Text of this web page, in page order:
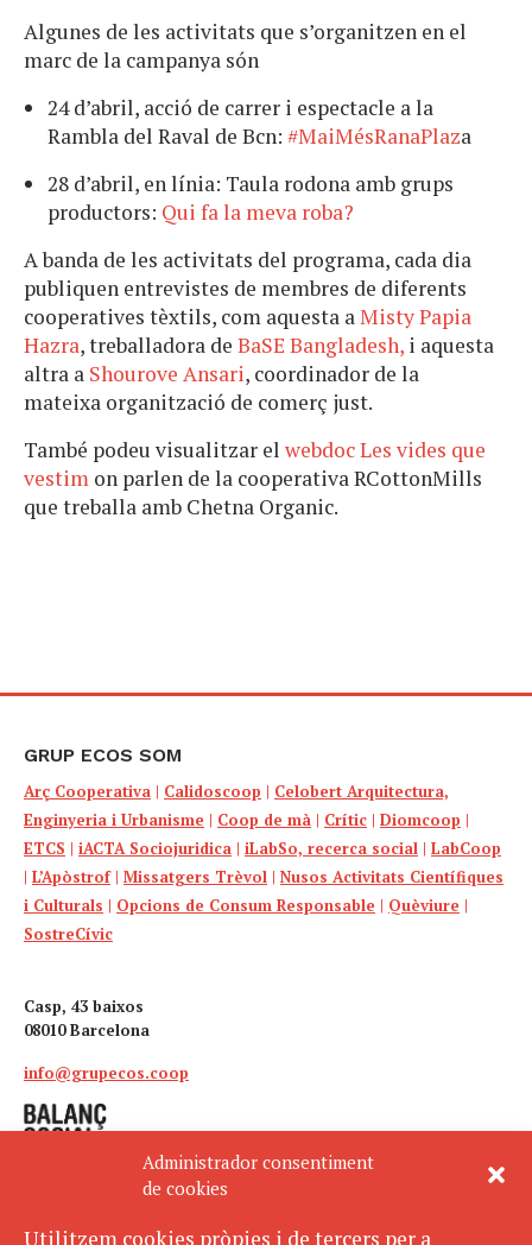
Administrador consentiment
de cookies
Utilitzem cookies pròpies i de tercers per a
Algunes de les activitats que s’organitzen en el
marc de la campanya són
24 d’abril, acció de carrer i espectacle a la
Rambla del Raval de Bcn: #MaiMésRanaPlaza
28 d’abril, en línia: Taula rodona amb grups
productors: Qui fa la meva roba?
A banda de les activitats del programa, cada dia
publiquen entrevistes de membres de diferents
cooperatives tèxtils, com aquesta aMisty Papia
Hazra, treballadora de BaSE Bangladesh, i aquesta
altra a Shourove Ansari, coordinador de la
mateixa organització de comerç just.
També podeu visualitzar el webdoc Les vides que
vestim on parlen de la cooperativa RCottonMills
que treballa amb Chetna Organic.
GRUP ECOS SOM
Arç Cooperativa | Calidoscoop | Celobert Arquitectura,
Enginyeria i Urbanisme | Coop de mà | Crític | Diomcoop |
ETCS | iACTA Sociojuridica | iLabSo, recerca social | LabCoop
| L’Apòstrof| Missatgers Trèvol | Nusos Activitats Científiques
i Culturals | Opcions de Consum Responsable | Quèviure |
SostreCívic
Casp, 43 baixos
08010 Barcelona
info@grupecos.coop